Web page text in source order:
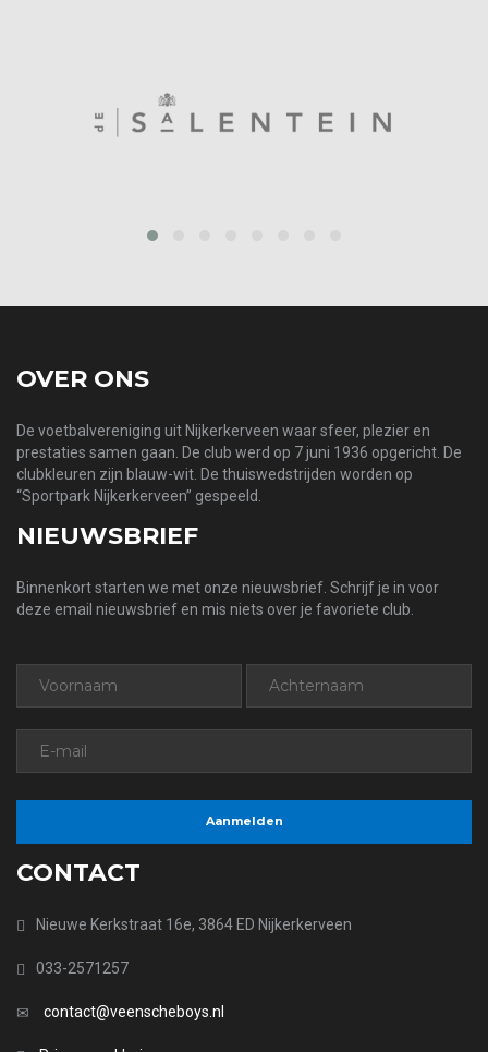
OVER ONS
De voetbalvereniging uit Nijkerkerveen waar sfeer, plezier en
prestaties samen gaan. De club werd op 7 juni 1936 opgericht. De
clubkleuren zijn blauw-wit. De thuiswedstrijden worden op
“Sportpark Nijkerkerveen” gespeeld.
NIEUWSBRIEF
Binnenkort starten we met onze nieuwsbrief. Schrijf je in voor
deze email nieuwsbrief en mis niets over je favoriete club.
CONTACT
Nieuwe Kerkstraat 16e, 3864 ED Nijkerkerveen
033-2571257
contact@veenscheboys.nl